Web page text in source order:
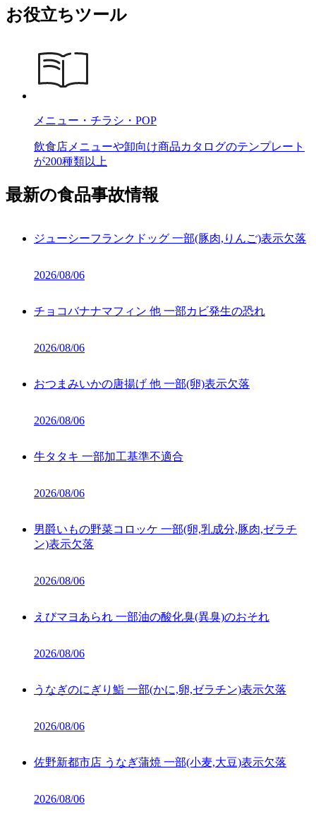
お役立ちツール
メニュー・チラシ・POP
飲食店メニューや卸向け商品カタログのテンプレート
が200種類以上
最新の食品事故情報
ジューシーフランクドッグ 一部(豚肉,りんご)表示欠落
2026/08/06
チョコバナナマフィン 他 一部カビ発生の恐れ
2026/08/06
おつまみいかの唐揚げ 他 一部(卵)表示欠落
2026/08/06
牛タタキ 一部加工基準不適合
2026/08/06
男爵いもの野菜コロッケ 一部(卵,乳成分,豚肉,ゼラチ
ン)表示欠落
2026/08/06
えびマヨあられ 一部油の酸化臭(異臭)のおそれ
2026/08/06
うなぎのにぎり鮨 一部(かに,卵,ゼラチン)表示欠落
2026/08/06
佐野新都市店 うなぎ蒲焼 一部(小麦,大豆)表示欠落
2026/08/06